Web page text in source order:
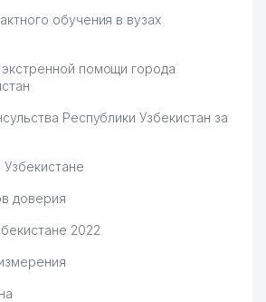
обучения в вузах
помощи города
Республики Узбекистан за
доверия
2022